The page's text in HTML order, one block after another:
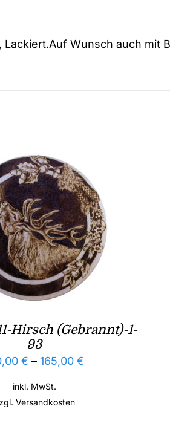
Lackiert.Auf Wunsch auch mit
Hirsch (Gebrannt)-1-
93
€ –165,00€
inkl. MwSt.
Versandkosten